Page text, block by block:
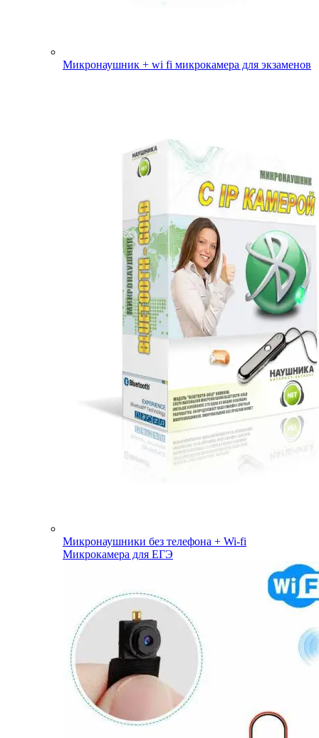
Микронаушник + wi fi микрокамера для экзаменов
Микронаушники без телефона + Wi-fi
Микрокамера для ЕГЭ